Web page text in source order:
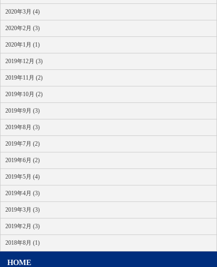
2020年3月 (4)
2020年2月 (3)
2020年1月 (1)
2019年12月 (3)
2019年11月 (2)
2019年10月 (2)
2019年9月 (3)
2019年8月 (3)
2019年7月 (2)
2019年6月 (2)
2019年5月 (4)
2019年4月 (3)
2019年3月 (3)
2019年2月 (3)
2018年8月 (1)
HOME